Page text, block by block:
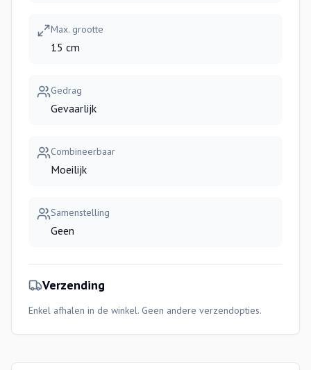
Max. grootte
15 cm
Gedrag
Gevaarlijk
Combineerbaar
Moeilijk
Samenstelling
Geen
Verzending
Enkel afhalen in de winkel. Geen andere verzendopties.